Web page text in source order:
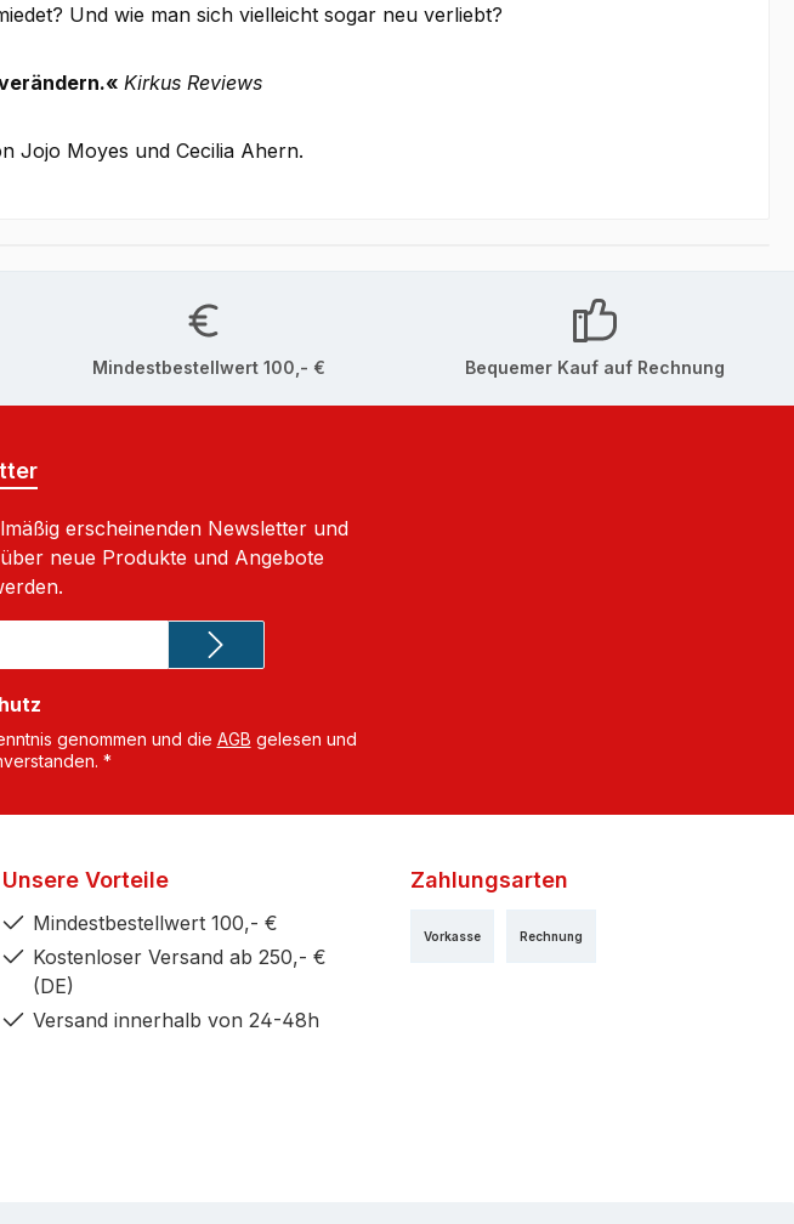
Und wie man sich vielleicht sogar neu verliebt?
Kirkus Reviews
Jojo Moyes und Cecilia Ahern.
Mindestbestellwert 100,- € Bequemer Kauf auf Rechnung
erscheinenden Newsletter und
neue Produkte und Angebote
genommen und die AGB gelesen und
*
Unsere Vorteile
Mindestbestellwert 100,- €
Kostenloser Versand ab 250,- €
(DE)
Versand innerhalb von 24-48h
Zahlungsarten
Rechnung
Vorkasse